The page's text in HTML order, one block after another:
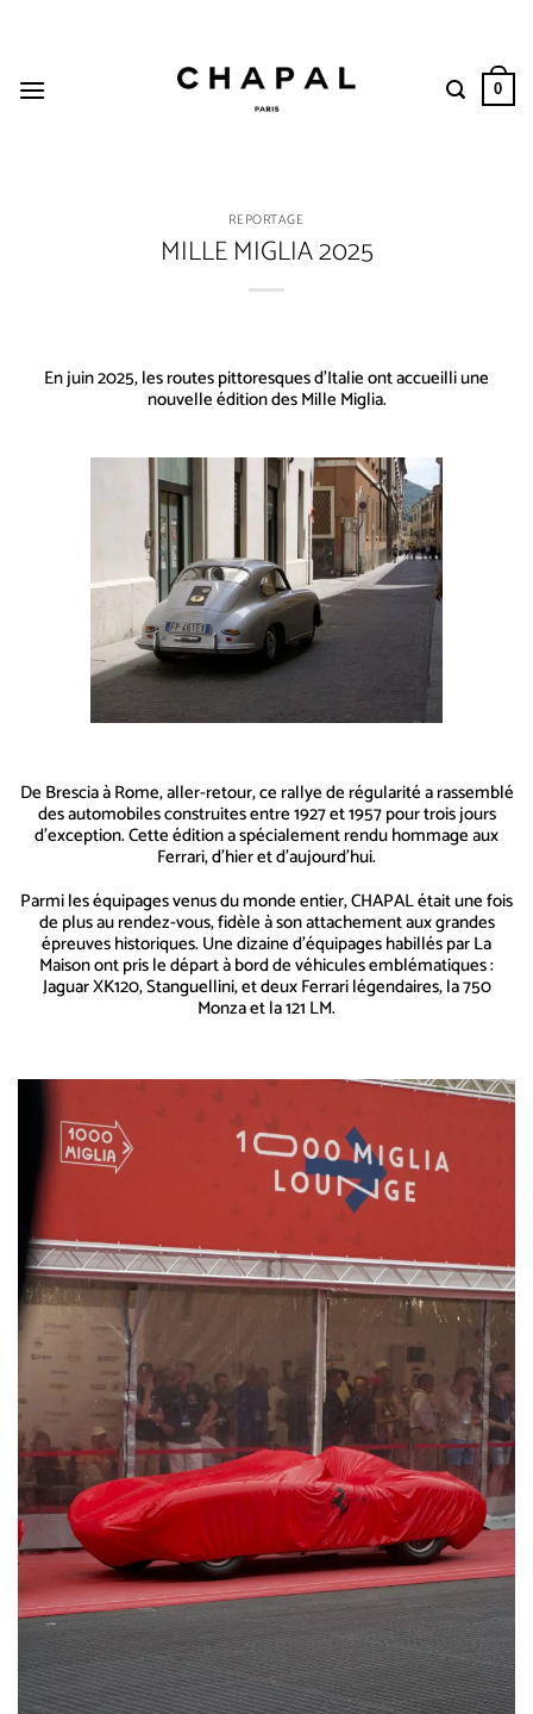
0
REPORTAGE
MILLE MIGLIA 2025
En juin 2025, les routes pittoresques d’Italie ont accueilli une
nouvelle édition des Mille Miglia.
De Brescia à Rome, aller-retour, ce rallye de régularité a rassemblé
des automobiles construites entre 1927 et 1957 pour trois jours
d’exception. Cette édition a spécialement rendu hommage aux
Ferrari, d’hier et d’aujourd’hui.
Parmi les équipages venus du monde entier, CHAPAL était une fois
de plus au rendez-vous, fidèle à son attachement aux grandes
épreuves historiques. Une dizaine d’équipages habillés par La
Maison ont pris le départ à bord de véhicules emblématiques :
Jaguar XK120, Stanguellini, et deux Ferrari légendaires, la 750
Monza et la 121 LM.